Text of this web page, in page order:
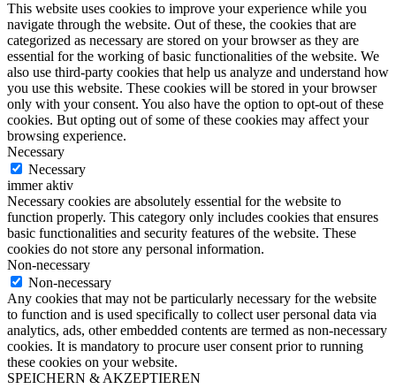
This website uses cookies to improve your experience while you
navigate through the website. Out of these, the cookies that are
categorized as necessary are stored on your browser as they are
essential for the working of basic functionalities of the website. We
also use third-party cookies that help us analyze and understand how
you use this website. These cookies will be stored in your browser
only with your consent. You also have the option to opt-out of these
cookies. But opting out of some of these cookies may affect your
browsing experience.
Necessary
Necessary
immer aktiv
Necessary cookies are absolutely essential for the website to
function properly. This category only includes cookies that ensures
basic functionalities and security features of the website. These
cookies do not store any personal information.
Non-necessary
Non-necessary
Any cookies that may not be particularly necessary for the website
to function and is used specifically to collect user personal data via
analytics, ads, other embedded contents are termed as non-necessary
cookies. It is mandatory to procure user consent prior to running
these cookies on your website.
SPEICHERN & AKZEPTIEREN